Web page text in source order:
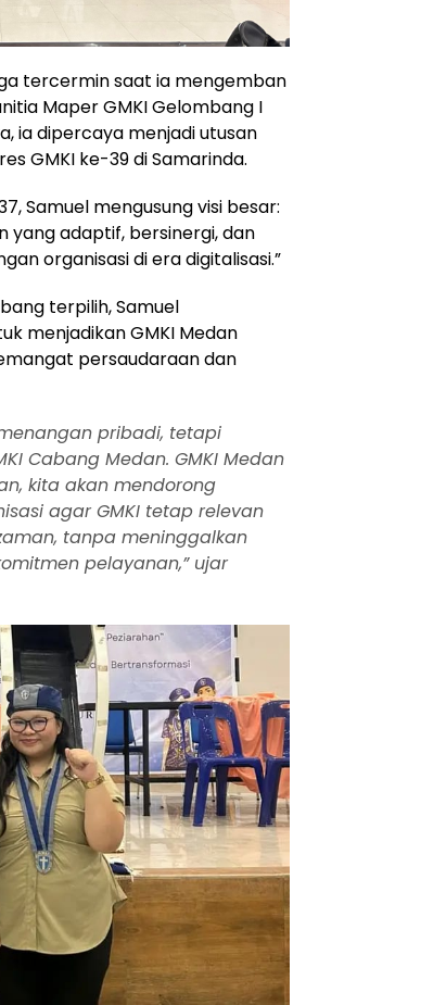
tercermin saat ia mengemban
Maper GMKI Gelombang I
ia dipercaya menjadi utusan
GMKI ke-39 di Samarinda.
Samuel mengusung visi besar:
yang adaptif, bersinergi, dan
organisasi di era digitalisasi.”
terpilih, Samuel
menjadikan GMKI Medan
persaudaraan dan
pribadi, tetapi
Cabang Medan. GMKI Medan
kita akan mendorong
agar GMKI tetap relevan
tanpa meninggalkan
pelayanan,” ujar